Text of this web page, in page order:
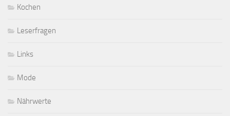
Kochen
Leserfragen
Links
Mode
Nährwerte